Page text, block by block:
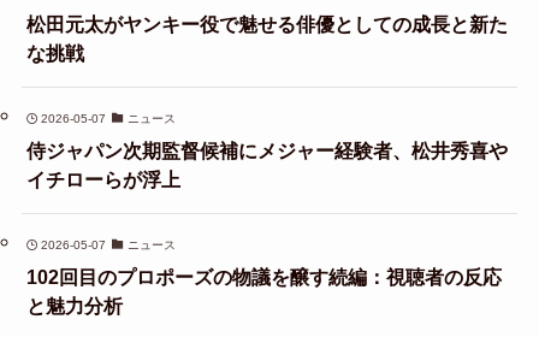
松田元太がヤンキー役で魅せる俳優としての成長と新た
な挑戦
2026-05-07 ニュース
侍ジャパン次期監督候補にメジャー経験者、松井秀喜や
イチローらが浮上
2026-05-07 ニュース
102回目のプロポーズの物議を醸す続編：視聴者の反応
と魅力分析